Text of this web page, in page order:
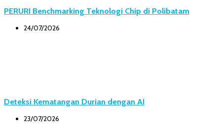
PERURI Benchmarking Teknologi Chip di Polibatam
24/07/2026
Deteksi Kematangan Durian dengan AI
23/07/2026